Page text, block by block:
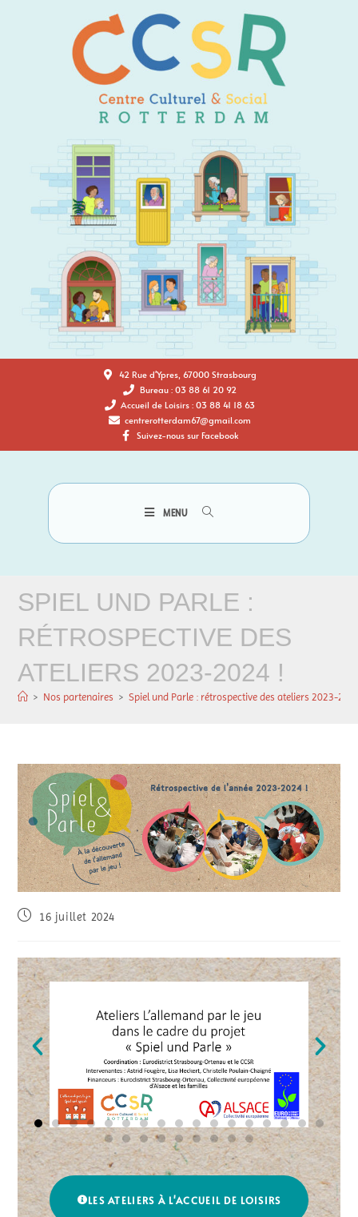
42 Rue d'Ypres, 67000 Strasbourg
Bureau : 03 88 61 20 92
Accueil de Loisirs : 03 88 41 18 63
centrerotterdam67@gmail.com
Suivez-nous sur Facebook
MENU
SPIEL UND PARLE :
RÉTROSPECTIVE DES
ATELIERS 2023-2024 !
> Nos partenaires > Spiel und Parle : rétrospective des ateliers 2023-
16 juillet 2024
LES ATELIERS À L'ACCUEIL DE LOISIRS